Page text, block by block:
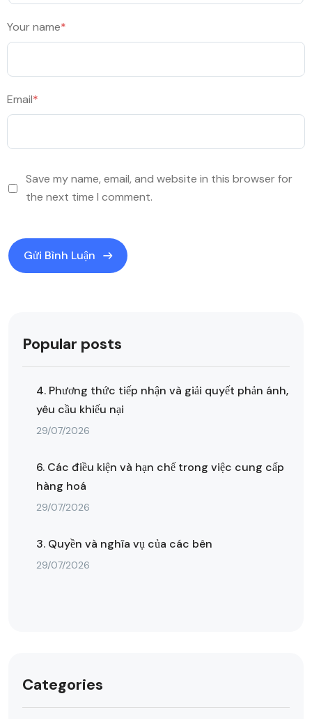
Your name*
Email*
Save my name, email, and website in this browser for
the next time I comment.
Popular posts
4. Phương thức tiếp nhận và giải quyết phản ánh,
yêu cầu khiếu nại
29/07/2026
6. Các điều kiện và hạn chế trong việc cung cấp
hàng hoá
29/07/2026
3. Quyền và nghĩa vụ của các bên
29/07/2026
Categories